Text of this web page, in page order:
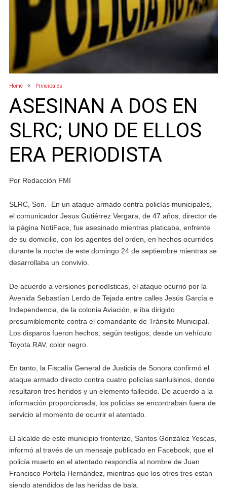
Home Principales
ASESINAN A DOS EN
SLRC; UNO DE ELLOS
ERA PERIODISTA
Por Redacción FMI
SLRC, Son.- En un ataque armado contra policías municipales,
el comunicador Jesus Gutiérrez Vergara, de 47 años, director de
la página NotiFace, fue asesinado mientras platicaba, enfrente
de su domicilio, con los agentes del orden, en hechos ocurridos
durante la noche de este domingo 24 de septiembre mientras se
desarrollaba un convivio.
De acuerdo a versiones periodísticas, el ataque ocurrió por la
Avenida Sebastían Lerdo de Tejada entre calles Jesús García e
Independencia, de la colonia Aviación, e iba dirigido
presumiblemente contra el comandante de Tránsito Municipal.
Los disparos fueron hechos, según testigos, desde un vehículo
Toyota RAV, color negro.
En tanto, la Fiscalía General de Justicia de Sonora confirmó el
ataque armado directo contra cuatro policías sanluisinos, donde
resultaron tres heridos y un elemento fallecido. De acuerdo a la
información proporcionada, los policías se encontraban fuera de
servicio al momento de ocurrir el atentado.
El alcalde de este municipio fronterizo, Santos González Yescas,
informó al través de un mensaje publicado en Facebook, que el
policía muerto en el atentado respondía al nombre de Juan
Francisco Portela Hernández, mientras que los otros tres están
siendo atendidos de las heridas de bala.